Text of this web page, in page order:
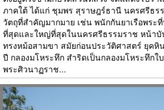
ภาคใต้ ได้แก่ ชุมพร สุราษฎร์ธานี นครศรีธ
วัตถุที่สำคัญมากมาย เช่น พนักกันยาเรือพระ
ที่สุดและใหญ่ที่สุดในนครศรีธรรมราช หน้าบั
ทรงหม้อสามขา สมัยก่อนประวัติศาสตร์ ยุคหิ
ปี กลองมโหระทึก สำริดเป็นกลองมโหระทึก
พระศิวนาฏราช...